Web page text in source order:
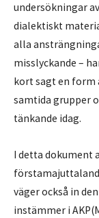
undersökningar
dialektiskt
alla
misslyckande –
kort sagt en form
samtida grupper
tänkande idag.
I detta dokument
väger också in
instämmer i